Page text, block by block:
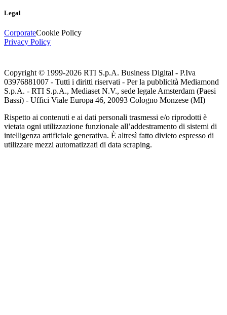
Legal
CorporateCookie Policy
Privacy Policy
Copyright © 1999-2026 RTI S.p.A. Business Digital - P.Iva
03976881007 - Tutti i diritti riservati - Per la pubblicità Mediamond
S.p.A. - RTI S.p.A., Mediaset N.V., sede legale Amsterdam (Paesi
Bassi) - Uffici Viale Europa 46, 20093 Cologno Monzese (MI)
Rispetto ai contenuti e ai dati personali trasmessi e/o riprodotti è
vietata ogni utilizzazione funzionale all’addestramento di sistemi di
intelligenza artificiale generativa. È altresì fatto divieto espresso di
utilizzare mezzi automatizzati di data scraping.